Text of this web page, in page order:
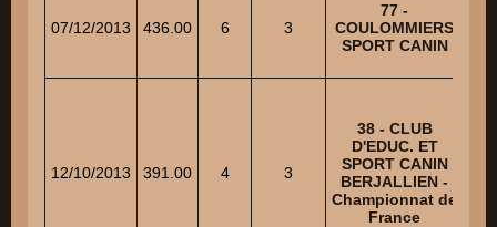
07/12/2013 436.00 6 3
77 -
COULOMMIERS
SPORT CANIN
12/10/2013 391.00 4 3
38 - CLUB
D'EDUC. ET
SPORT CANIN
BERJALLIEN -
Championnat de
France